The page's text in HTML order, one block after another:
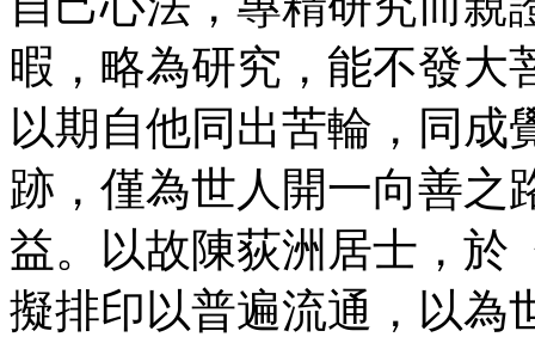
暇，略為研究，能不發大
以期自他同出苦輪，同成
跡，僅為世人開一向善之
益。以故陳荻洲居士，於
擬排印以普遍流通，以為